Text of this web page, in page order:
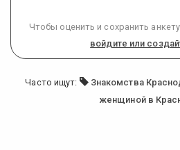
Чтобы оценить и сохранить
войдите или
Часто ищут: Знакомства
женщиной в